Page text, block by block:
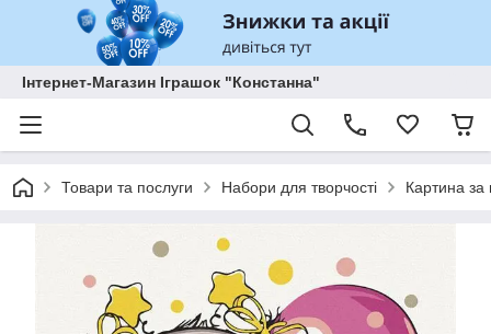
Інтернет-Магазин Іграшок "Констанна"
Товари та послуги Набори для творчості Картина